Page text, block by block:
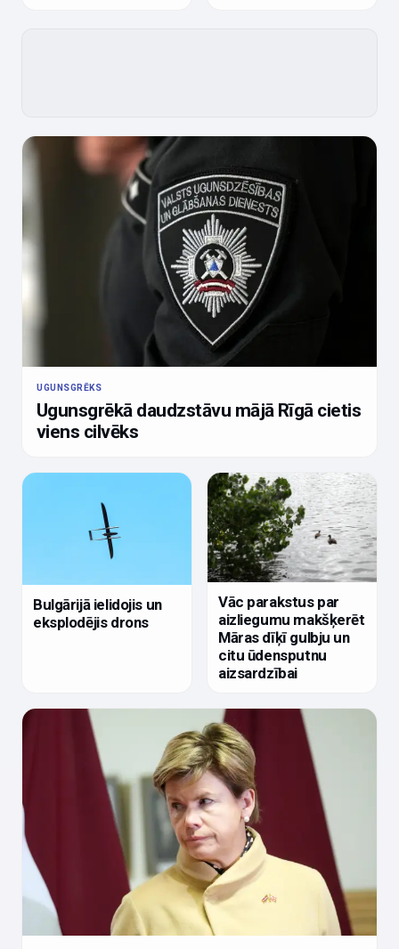
UGUNSGRĒKS
Ugunsgrēkā daudzstāvu mājā Rīgā cietis
viens cilvēks
Bulgārijā ielidojis un
eksplodējis drons
Vāc parakstus par
aizliegumu makšķerēt
Māras dīķī gulbju un
citu ūdensputnu
aizsardzībai